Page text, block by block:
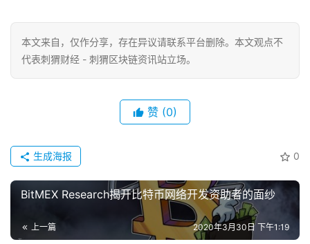
本文来自 ，仅作分享，存在异议请联系平台删除。本文观点不
代表刺猬财经 - 刺猬区块链资讯站立场。
赞 (0)
0
生成海报
BitMEX Research揭开比特币网络开发资助者的面纱
上一篇 2020年3月30日 下午1:19